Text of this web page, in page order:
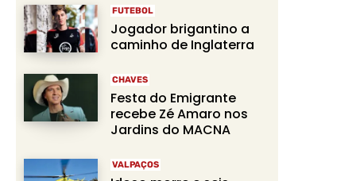
FUTEBOL
Jogador brigantino a
caminho de Inglaterra
CHAVES
Festa do Emigrante
recebe Zé Amaro nos
Jardins do MACNA
VALPAÇOS